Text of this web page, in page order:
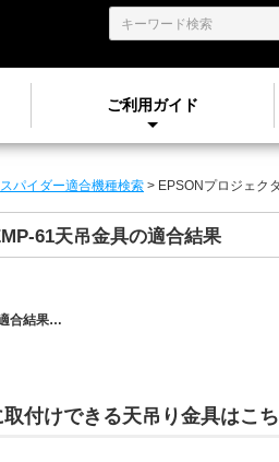
ご利用ガイド
スパイダー適合機種検索 > EPSONプロジェク
61天吊金具の適合結果
合結果…
取付けできる天吊り金具はこ